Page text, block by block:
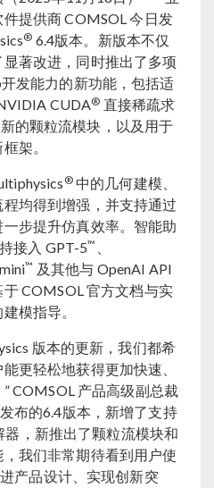
提供商 COMSOL 今日发
® 6.4版本。新版本不仅
著改进，同时推出了多项
发能力的新功能，包括适
CUDA® 直接稀疏求
的颗粒流模块，以及用于
架。
®中的几何建模、
均得到增强，并支持通过
步提升仿真效率。智能助
接入 GPT-5™
™ 及其他与 OpenAI API
COMSOL 官方文档与实
模指导。
版本的更新，我们都希
更轻松地获得更加快速、
COMSOL 产品高级副总裁
布的6.4版本，新增了支持
，新推出了颗粒流模块和
我们非常期待看到用户使
产品设计、实现创新突